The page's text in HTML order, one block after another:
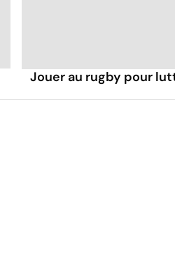
Jouer au rugby pour